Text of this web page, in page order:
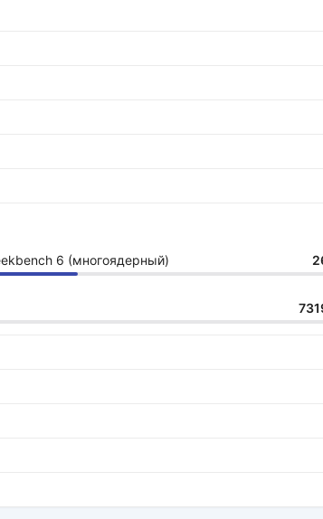
6 (многоядерный)